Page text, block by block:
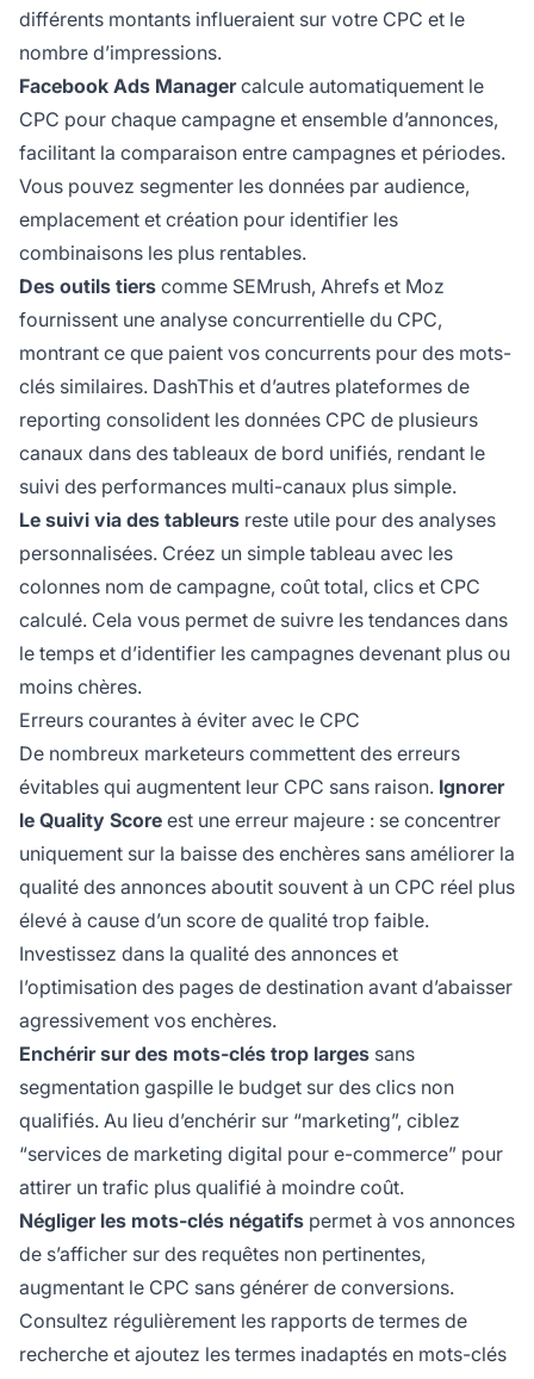
différents montants influeraient sur votre CPC et le
nombre d’impressions.
Facebook Ads Managercalcule automatiquement le
CPC pour chaque campagne et ensemble d’annonces,
facilitant la comparaison entre campagnes et périodes.
Vous pouvez segmenter les données par audience,
emplacement et création pour identifier les
combinaisons les plus rentables.
Des outils tiers comme SEMrush, Ahrefs et Moz
fournissent une analyse concurrentielle du CPC,
montrant ce que paient vos concurrents pour des mots-
clés similaires. DashThis et d’autres plateformes de
reporting consolident les données CPC de plusieurs
canaux dans des tableaux de bord unifiés, rendant le
suivi des performances multi-canaux plus simple.
Le suivi via des tableurs reste utile pour des analyses
personnalisées. Créez un simple tableau avec les
colonnes nom de campagne, coût total, clics et CPC
calculé. Cela vous permet de suivre les tendances dans
le temps et d’identifier les campagnes devenant plus ou
moins chères.
Erreurs courantes à éviter avec le CPC
De nombreux marketeurs commettent des erreurs
évitables qui augmentent leur CPC sans raison. Ignorer
le Quality Score est une erreur majeure : se concentrer
uniquement sur la baisse des enchères sans améliorer la
qualité des annonces aboutit souvent à un CPC réel plus
élevé à cause d’un score de qualité trop faible.
Investissez dans la qualité des annonces et
l’optimisation des pages de destination avant d’abaisser
agressivement vos enchères.
Enchérir sur des mots-clés trop larges sans
segmentation gaspille le budget sur des clics non
qualifiés. Au lieu d’enchérir sur “marketing”, ciblez
“services de marketing digital pour e-commerce” pour
attirer un trafic plus qualifié à moindre coût.
Négliger les mots-clés négatifs permet à vos annonces
de s’afficher sur des requêtes non pertinentes,
augmentant le CPC sans générer de conversions.
Consultez régulièrement les rapports de termes de
recherche et ajoutez les termes inadaptés en mots-clés